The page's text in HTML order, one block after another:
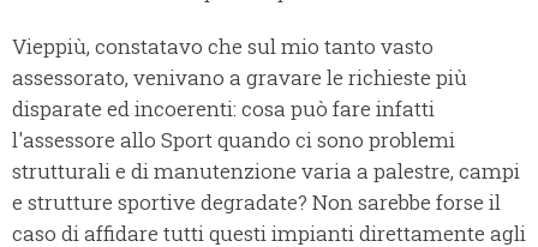
Vieppiù, constatavo che sul mio tanto vasto
assessorato, venivano a gravare le richieste più
disparate ed incoerenti: cosa può fare infatti
l'assessore allo Sport quando ci sono problemi
strutturali e di manutenzione varia a palestre, campi
e strutture sportive degradate? Non sarebbe forse il
caso di affidare tutti questi impianti direttamente agli